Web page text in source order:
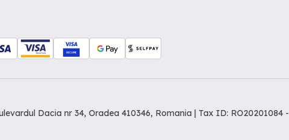
Dacia nr 34, Oradea 410346, Romania | Tax ID: RO20201084 -